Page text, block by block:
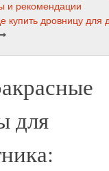
и рекомендации
купить дровницу для
для